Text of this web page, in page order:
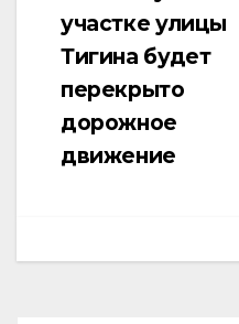
по
участке улицы
Тигина будет
перекрыто
дорожное
движение